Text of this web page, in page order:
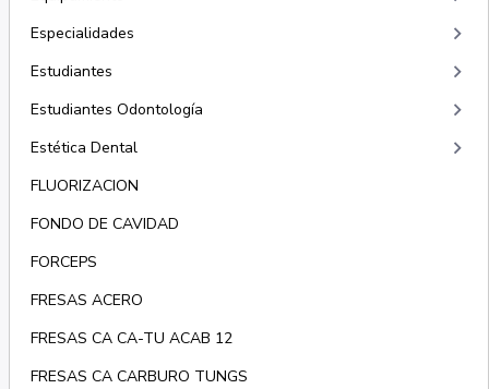
Especialidades keyboard_arrow_right
Estudiantes keyboard_arrow_right
Estudiantes Odontología keyboard_arrow_right
Estética Dental keyboard_arrow_right
FLUORIZACION
FONDO DE CAVIDAD
FORCEPS
FRESAS ACERO
FRESAS CA CA-TU ACAB 12
FRESAS CA CARBURO TUNGS